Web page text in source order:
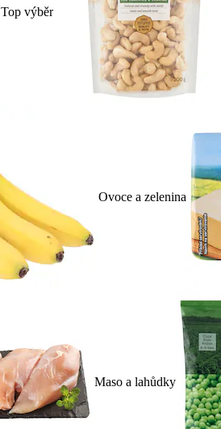
Top výběr
Ovoce a zelenina
Maso a lahůdky